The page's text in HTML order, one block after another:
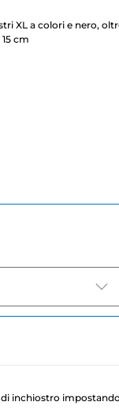
XL a colori e nero,
cm
inchiostro